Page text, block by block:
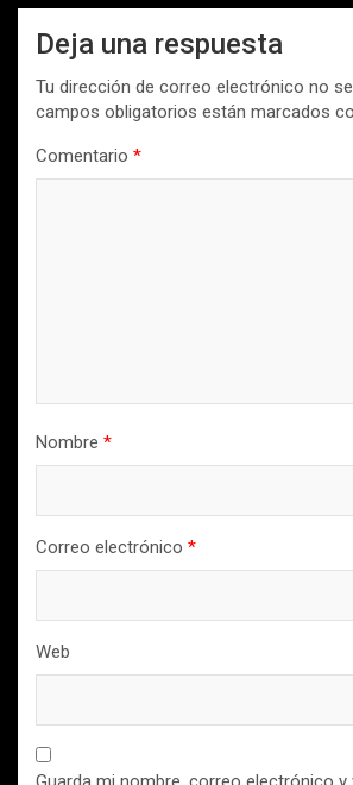
Deja una respuesta
Tu dirección de correo electrónico no
campos obligatorios están marcados
Comentario *
Nombre *
Correo electrónico *
Web